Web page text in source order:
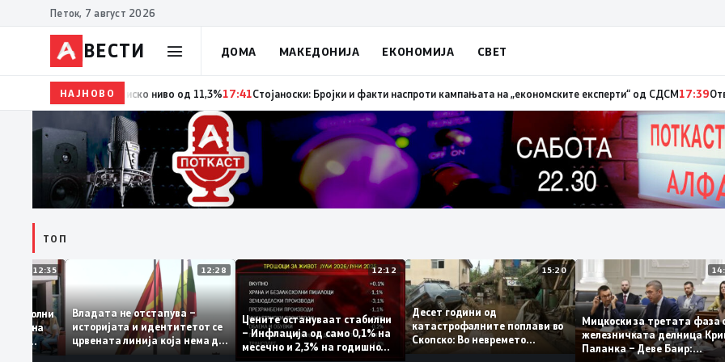
Петок, 7 август 2026
ВЕСТИ ДОМА МАКЕДОНИЈА ЕКОНОМИЈА СВЕТ
НАЈНОВО18:06Мерките за самовработување даваат резултат – невработеноста на историски најниско ниво од 11,3%17:41
ТОП
12:35
се задоволни
на
12:28
Владата не отстапува –
историјата и идентитетот се
црвената линија која нема да
се погази
12:12
Цените остануваат стабилни
– Инфлација од само 0,1% на
месечно и 2,3% на годишно
15:20
Десет години од
катастрофалните поплави во
Скопско: Во невремето
Мицкоски за третата
железничката делница
Паланка – Деве Баир: